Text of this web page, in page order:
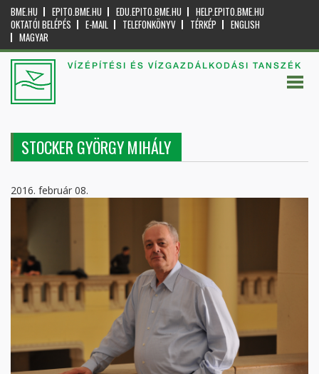
BME.HU EPITO.BME.HU EDU.EPITO.BME.HU
HELP.EPITO.BME.HU
OKTATÓI BELÉPÉS
E-MAIL TELEFONKÖNYV TÉRKÉP
ENGLISH
MAGYAR
VÍZÉPÍTÉSI ÉS VÍZGAZDÁLKODÁSI TANSZÉK
STOCKER GYÖRGY MIHÁLY
2016. február 08.